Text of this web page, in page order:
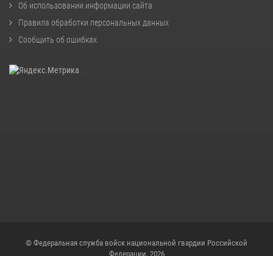
Об использовании информации сайта
Правила обработки персональных данных
Сообщить об ошибках
© Федеральная служба войск национальной гвардии Российской
Федерации, 2026